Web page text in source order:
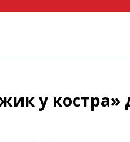
у костра»